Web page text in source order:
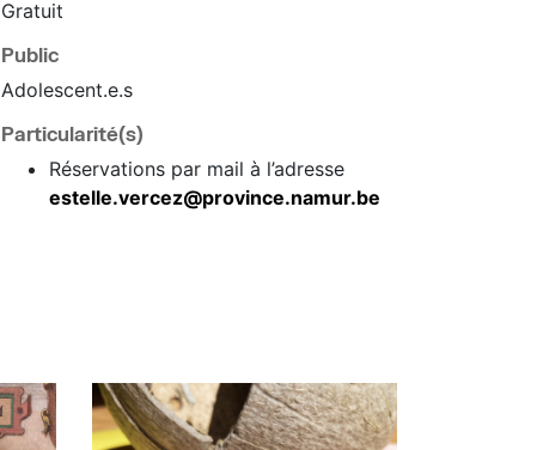
Gratuit
Public
Adolescent.e.s
Particularité(s)
Réservations par mail à l’adresse
estelle.vercez@province.namur.be